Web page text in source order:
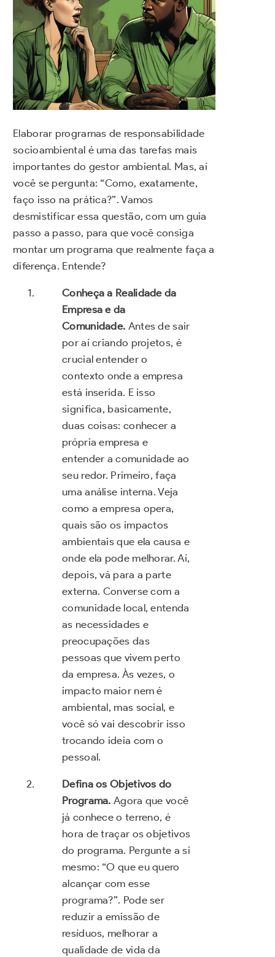
Elaborar programas de responsabilidade
socioambiental é uma das tarefas mais
importantes do gestor ambiental. Mas, aí
você se pergunta: “Como, exatamente,
faço isso na prática?”. Vamos
desmistificar essa questão, com um guia
passo a passo, para que você consiga
montar um programa que realmente faça a
diferença. Entende?
Conheça a Realidade da
Empresa e da
Comunidade. Antes de sair
por aí criando projetos, é
crucial entender o
contexto onde a empresa
está inserida. E isso
significa, basicamente,
duas coisas: conhecer a
própria empresa e
entender a comunidade ao
seu redor. Primeiro, faça
uma análise interna. Veja
como a empresa opera,
quais são os impactos
ambientais que ela causa e
onde ela pode melhorar. Aí,
depois, vá para a parte
externa. Converse com a
comunidade local, entenda
as necessidades e
preocupações das
pessoas que vivem perto
da empresa. Às vezes, o
impacto maior nem é
ambiental, mas social, e
você só vai descobrir isso
trocando ideia com o
pessoal.
Defina os Objetivos do
Programa.Agora que você
já conhece o terreno, é
hora de traçar os objetivos
do programa. Pergunte a si
mesmo: “O que eu quero
alcançar com esse
programa?”. Pode ser
reduzir a emissão de
resíduos, melhorar a
qualidade de vida da